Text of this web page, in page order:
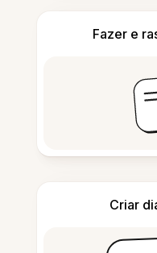
Fazer e
Criar